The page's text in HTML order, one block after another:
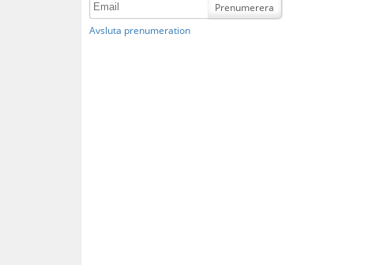
Email
Prenumerera
Avsluta prenumeration